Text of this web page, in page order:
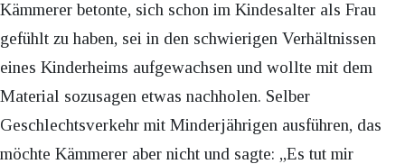
Kämmerer betonte, sich schon im Kindesalter als Frau
gefühlt zu haben, sei in den schwierigen Verhältnissen
eines Kinderheims aufgewachsen und wollte mit dem
Material sozusagen etwas nachholen. Selber
Geschlechtsverkehr mit Minderjährigen ausführen, das
möchte Kämmerer aber nicht und sagte: „Es tut mir